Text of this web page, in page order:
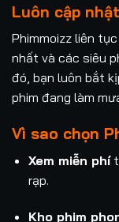
Luôn cập
Phimmoizz liên tục
nhất và các siêu
đó, bạn luôn bắt
phim đang làm
Vì sao chọn
Xem miễn phí
rạp.
Kho phim